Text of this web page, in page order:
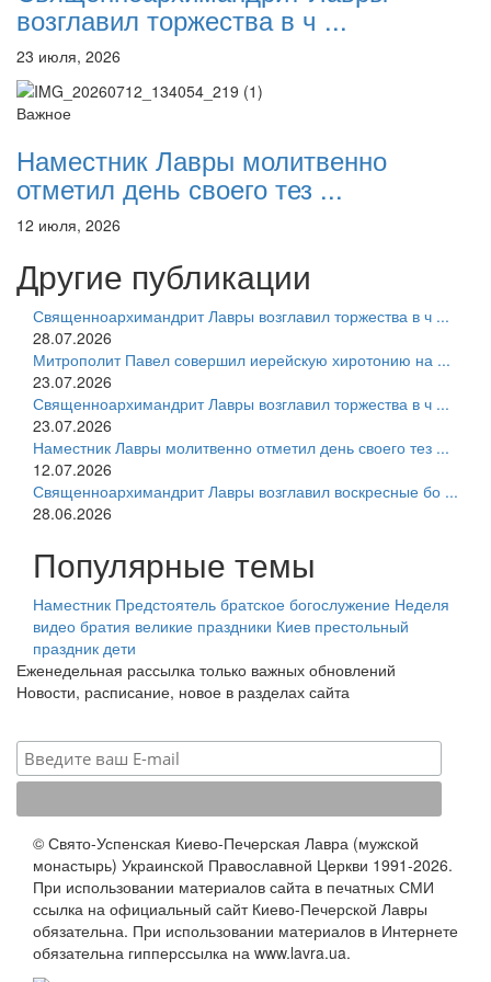
возглавил торжества в ч ...
23 июля, 2026
Важное
Наместник Лавры молитвенно
отметил день своего тез ...
12 июля, 2026
Другие публикации
Священноархимандрит Лавры возглавил торжества в ч ...
28.07.2026
Митрополит Павел совершил иерейскую хиротонию на ...
23.07.2026
Священноархимандрит Лавры возглавил торжества в ч ...
23.07.2026
Наместник Лавры молитвенно отметил день своего тез ...
12.07.2026
Священноархимандрит Лавры возглавил воскресные бо ...
28.06.2026
Популярные темы
Наместник Предстоятель братское богослужение Неделя
видео братия великие праздники Киев престольный
праздник дети
Еженедельная рассылка только важных обновлений
Новости, расписание, новое в разделах сайта
© Свято-Успенская Киево-Печерская Лавра (мужской
монастырь) Украинской Православной Церкви 1991-2026.
При использовании материалов сайта в печатных СМИ
ссылка на официальный сайт Киево-Печерской Лавры
обязательна. При использовании материалов в Интернете
обязательна гипперссылка на www.lavra.ua.